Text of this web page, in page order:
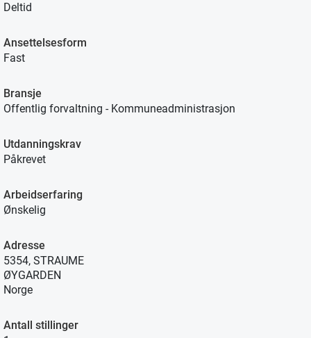
Deltid
Ansettelsesform
Fast
Bransje
Offentlig forvaltning - Kommuneadministrasjon
Utdanningskrav
Påkrevet
Arbeidserfaring
Ønskelig
Adresse
5354, STRAUME
ØYGARDEN
Norge
Antall stillinger